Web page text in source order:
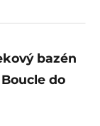
bazén
do